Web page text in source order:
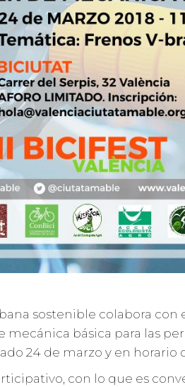
sostenible colabora con
básica para las
24 de marzo y en horario
con lo que es